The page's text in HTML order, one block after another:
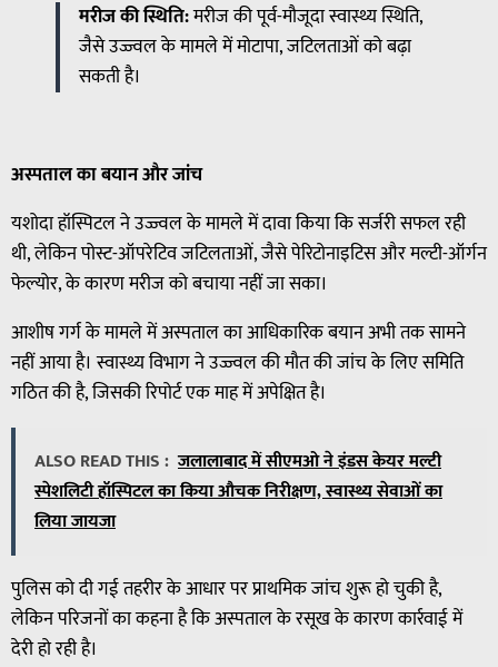
मरीजकीस्थिति:मरीज की पूर्व-मौजूदा स्वास्थ्य स्थिति,
जैसे उज्ज्वल के मामले में मोटापा, जटिलताओं को बढ़ा
सकती है।
अस्पतालकाबयानऔरजांच
यशोदा हॉस्पिटल ने उज्ज्वल के मामले में दावा किया कि सर्जरी सफल रही
थी, लेकिन पोस्ट-ऑपरेटिव जटिलताओं, जैसे पेरिटोनाइटिस और मल्टी-ऑर्गन
फेल्योर, के कारण मरीज को बचाया नहीं जा सका।
आशीष गर्ग के मामले में अस्पताल का आधिकारिक बयान अभी तक सामने
नहीं आया है। स्वास्थ्य विभाग ने उज्ज्वल की मौत की जांच के लिए समिति
गठित की है, जिसकी रिपोर्ट एक माह में अपेक्षित है।
ALSO READ THIS : जलालाबाद में सीएमओ ने इंडस केयर मल्टी
स्पेशलिटी हॉस्पिटल का किया औचक निरीक्षण, स्वास्थ्य सेवाओं का
लिया जायजा
पुलिस को दी गई तहरीर के आधार पर प्राथमिक जांच शुरू हो चुकी है,
लेकिन परिजनों का कहना है कि अस्पताल के रसूख के कारण कार्रवाई में
देरी हो रही है।